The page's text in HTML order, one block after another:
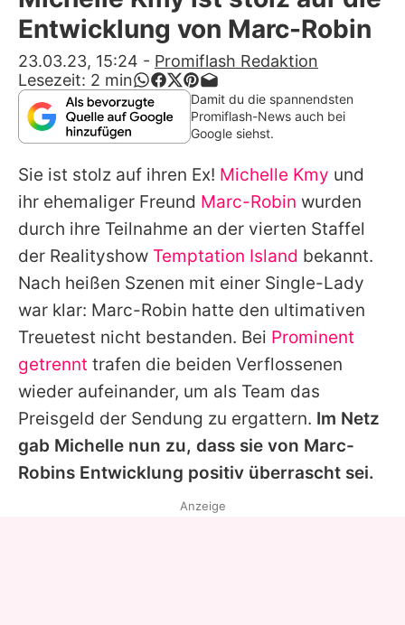
Alle Themen auf Promiflash
App runterladen
Team
Redaktionelle Richtlinien
Impressum
Nutzungsbedingungen
Utiq verwalten
Entwicklung von Marc-Robin
23.03.23, 15:24 - Promiflash Redaktion
Lesezeit: 2 min
Damit du die spannendsten
Promiflash-News auch bei
Google siehst.
Sie ist stolz auf ihren Ex! Michelle Kmy und
ihr ehemaliger Freund Marc-Robin wurden
durch ihre Teilnahme an der vierten Staffel
der Realityshow Temptation Island bekannt.
Nach heißen Szenen mit einer Single-Lady
war klar: Marc-Robin hatte den ultimativen
Treuetest nicht bestanden. Bei Prominent
getrennt trafen die beiden Verflossenen
wieder aufeinander, um als Team das
Preisgeld der Sendung zu ergattern. Im Netz
gab Michelle nun zu, dass sie von Marc-
Robins Entwicklung positiv überrascht sei.
Anzeige